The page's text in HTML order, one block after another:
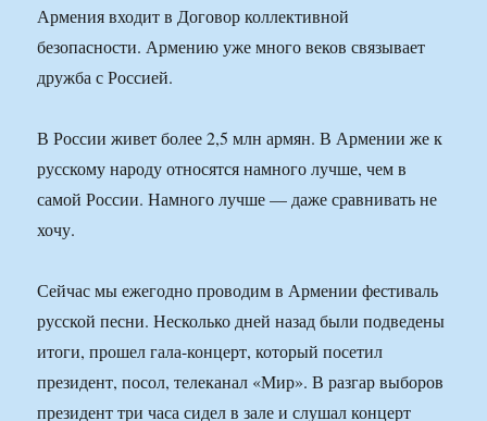
Армения входит в Договор коллективной
безопасности. Армению уже много веков связывает
дружба с Россией.
В России живет более 2,5 млн армян. В Армении же к
русскому народу относятся намного лучше, чем в
самой России. Намного лучше — даже сравнивать не
хочу.
Сейчас мы ежегодно проводим в Армении фестиваль
русской песни. Несколько дней назад были подведены
итоги, прошел гала-концерт, который посетил
президент, посол, телеканал «Мир». В разгар выборов
президент три часа сидел в зале и слушал концерт